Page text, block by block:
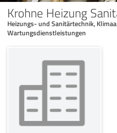
Krohne Heizung
Heizungs- und Sanitärtechnik,
Wartungsdienstleistungen